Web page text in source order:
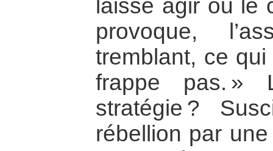
laisse agir ou le
provoque,
tremblant, ce
frappe pas. »
stratégie ?
rébellion par